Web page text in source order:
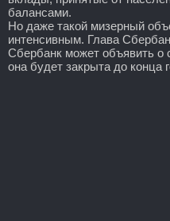
балансами.
Но даже такой мизерный
интенсивным. Глава
Сбербанк может объявить о
она будет закрыта до конца